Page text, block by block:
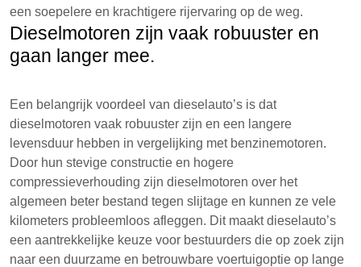
een soepelere en krachtigere rijervaring op de weg.
Dieselmotoren zijn vaak robuuster en
gaan langer mee.
Een belangrijk voordeel van dieselauto’s is dat
dieselmotoren vaak robuuster zijn en een langere
levensduur hebben in vergelijking met benzinemotoren.
Door hun stevige constructie en hogere
compressieverhouding zijn dieselmotoren over het
algemeen beter bestand tegen slijtage en kunnen ze vele
kilometers probleemloos afleggen. Dit maakt dieselauto’s
een aantrekkelijke keuze voor bestuurders die op zoek zijn
naar een duurzame en betrouwbare voertuigoptie op lange